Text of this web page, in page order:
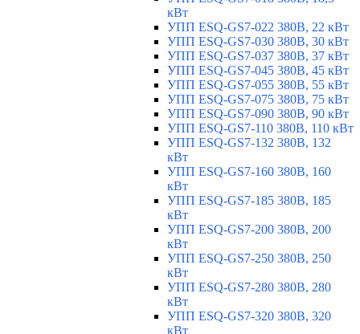
кВт
УПП ESQ-GS7-022 380В, 22 кВт
УПП ESQ-GS7-030 380В, 30 кВт
УПП ESQ-GS7-037 380В, 37 кВт
УПП ESQ-GS7-045 380В, 45 кВт
УПП ESQ-GS7-055 380В, 55 кВт
УПП ESQ-GS7-075 380В, 75 кВт
УПП ESQ-GS7-090 380В, 90 кВт
УПП ESQ-GS7-110 380В, 110 кВт
УПП ESQ-GS7-132 380В, 132
кВт
УПП ESQ-GS7-160 380В, 160
кВт
УПП ESQ-GS7-185 380В, 185
кВт
УПП ESQ-GS7-200 380В, 200
кВт
УПП ESQ-GS7-250 380В, 250
кВт
УПП ESQ-GS7-280 380В, 280
кВт
УПП ESQ-GS7-320 380В, 320
кВт